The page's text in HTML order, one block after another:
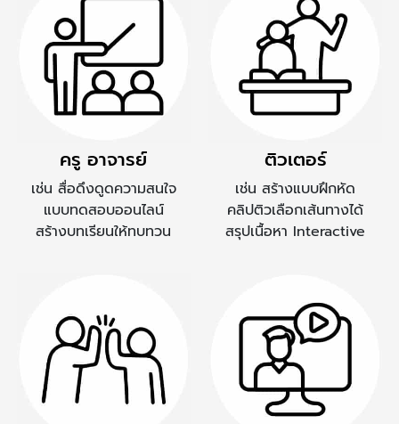
ครู อาจารย์
เช่น สื่อดึงดูดความสนใจ
แบบทดสอบออนไลน์
สร้างบทเรียนให้ทบทวน
ติวเตอร์
เช่น สร้างแบบฝึกหัด
คลิปติวเลือกเส้นทางได้
สรุปเนื้อหา Interactive